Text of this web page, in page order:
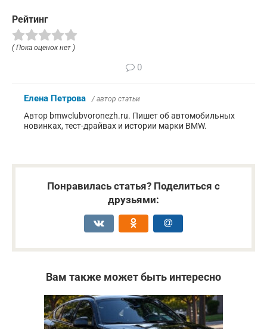
Рейтинг
( Пока оценок нет )
0
Елена Петрова / автор статьи
Автор bmwclubvoronezh.ru. Пишет об автомобильных
новинках, тест-драйвах и истории марки BMW.
Понравилась статья? Поделиться с
друзьями:
Вам также может быть интересно